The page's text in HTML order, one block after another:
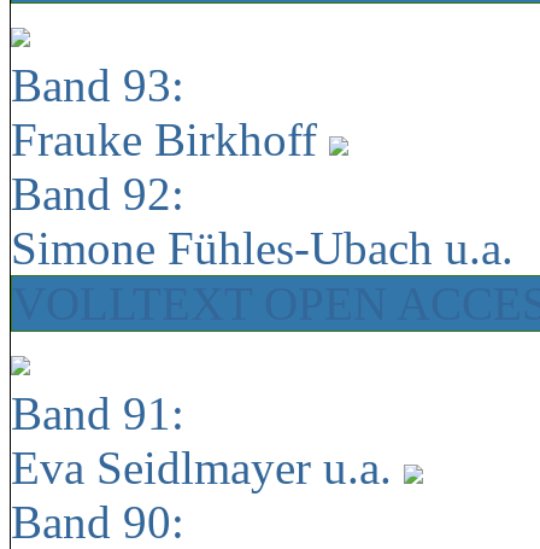
Band 93:
Frauke Birkhoff
Band 92:
Simone Fühles-Ubach u.a.
Band 91:
Eva Seidlmayer u.a.
Band 90: